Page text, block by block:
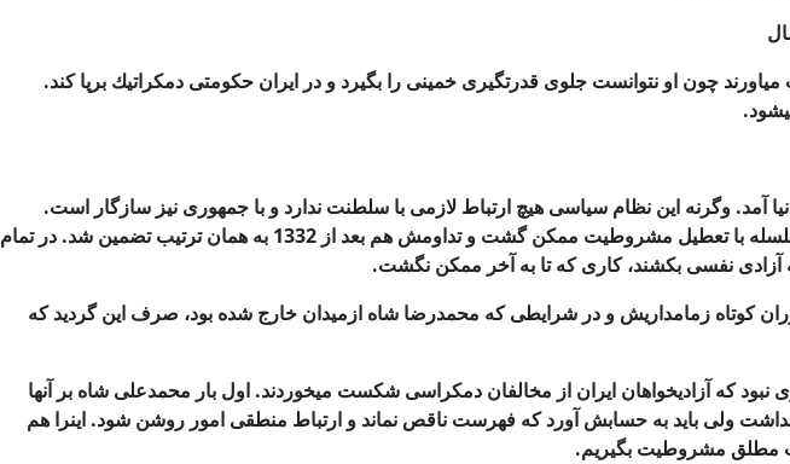
چون او نتوانست جلوی قدرتگیری خمینی را بگیرد و در ایران حكومتی دمكراتیك برپا كند.
آمد. وگرنه این نظام سیاسی هیچ ارتباط لازمی با سلطنت ندارد و با جمهوری نیز سازگار است.
با تعطیل مشروطیت ممكن گشت و تداومش هم بعد از 1332 به همان ترتیب
تضمین شد. در تمام
آزادی نفسی بكشند، كاریكه تا به آخر ممكن نگشت.
زمامداریش و در شرایطی كه محمدرضا شاه ازمیدان خارج شده بود، صرف این گردید كه
نبود كه آزادیخواهان ایران از مخالفان دمكراسی شكست میخوردند. اول بار محمدعلی شاه بر آنها
ولی باید به حسابش آورد كه فهرست ناقص نماند و ارتباط منطقی امور روشن شود. اینرا هم
مطلق مشروطیت بگیریم.